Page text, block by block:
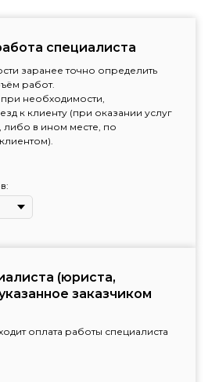
специалиста
заранее точно определить
работ.
необходимости,
к клиенту (при оказании услуг
либо в ином месте, по
(юриста,
заказчиком
оплата работы специалиста